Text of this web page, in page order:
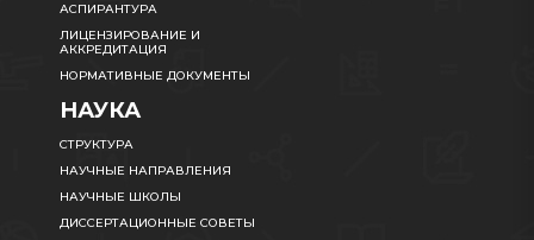
АСПИРАНТУРА
ЛИЦЕНЗИРОВАНИЕ И
АККРЕДИТАЦИЯ
НОРМАТИВНЫЕ ДОКУМЕНТЫ
НАУКА
СТРУКТУРА
НАУЧНЫЕ НАПРАВЛЕНИЯ
НАУЧНЫЕ ШКОЛЫ
ДИССЕРТАЦИОННЫЕ СОВЕТЫ